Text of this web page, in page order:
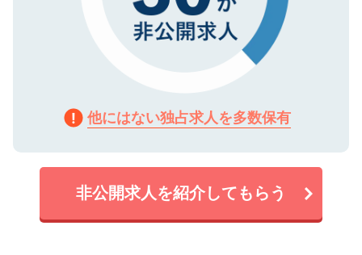
他にはない独占求人を多数保有
非公開求人を紹介してもらう